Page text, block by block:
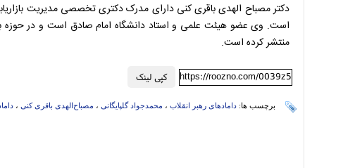
دکتر مصباح الهدی باقری کنی دارای مدرک دکتری تخصصی مدیریت
است. وی عضو هیئت علمی و استاد دانشگاه امام صادق است و در حوزه
منتشر کرده است.
کپی لینک https://roozno.com/0039z5
برچسب ها: دامادهای رهبر انقلاب ، محمدجواد گلپایگانی ، مصباح‌الهدی باقری کنی ،